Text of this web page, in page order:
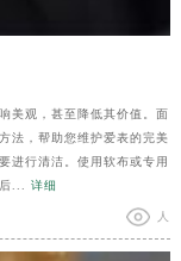
美观，甚至降低其价值。面
法，帮助您维护爱表的完美
进行清洁。使用软布或专用
... 详细
人